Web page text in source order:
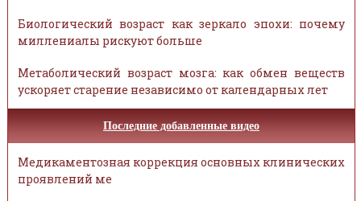
Биологический возраст как зеркало эпохи: почему
миллениалы рискуют больше
Метаболический возраст мозга: как обмен веществ
ускоряет старение независимо от календарных лет
Последние добавленные видео
Медикаментозная коррекция основных клинических
проявлений ме